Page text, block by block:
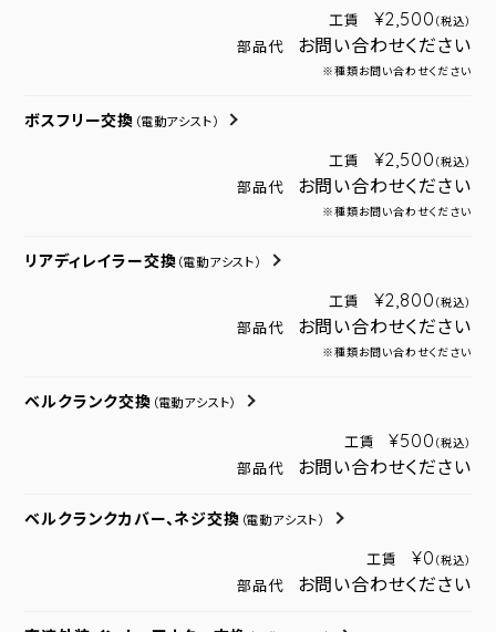
工賃 ¥2,500 （税込）
部品代 お問い合わせください
※種類お問い合わせください
ボスフリー交換 （電動アシスト）
工賃 ¥2,500 （税込）
部品代 お問い合わせください
※種類お問い合わせください
リアディレイラー交換 （電動アシスト）
工賃 ¥2,800 （税込）
部品代 お問い合わせください
※種類お問い合わせください
ベルクランク交換 （電動アシスト）
工賃 ¥500 （税込）
部品代 お問い合わせください
ベルクランクカバー、ネジ交換 （電動アシスト）
工賃 ¥0 （税込）
部品代 お問い合わせください